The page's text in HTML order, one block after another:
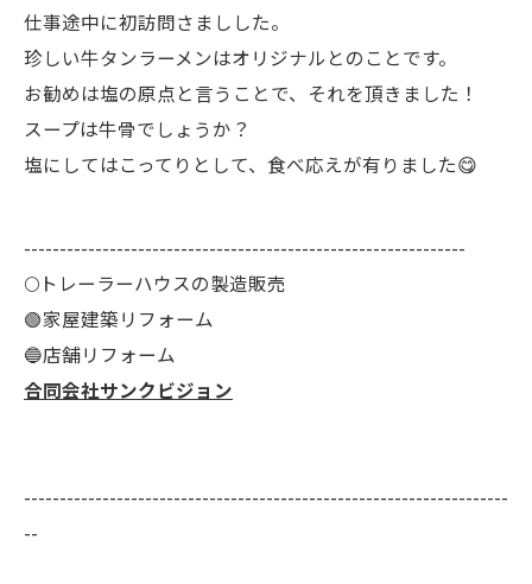
仕事途中に初訪問さましした。
珍しい牛タンラーメンはオリジナルとのことです。
お勧めは塩の原点と言うことで、それを頂きました！
スープは牛骨でしょうか？
塩にしてはこってりとして、食べ応えが有りました😋
--------------------------------------------------------------
🌕️トレーラーハウスの製造販売
🟢家屋建築リフォーム
🔵店舗リフォーム
合同会社サンクビジョン
--------------------------------------------------------------------
--